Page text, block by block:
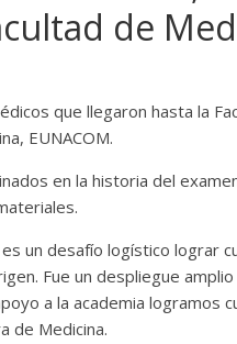
de
que llegaron hasta la
EUNACOM.
en la historia del
un desafío logístico lograr
Fue un despliegue
a la academia logramos
de Medicina.